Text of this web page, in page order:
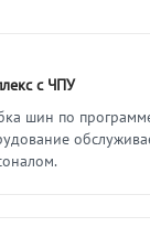
с ЧПУ
шин по